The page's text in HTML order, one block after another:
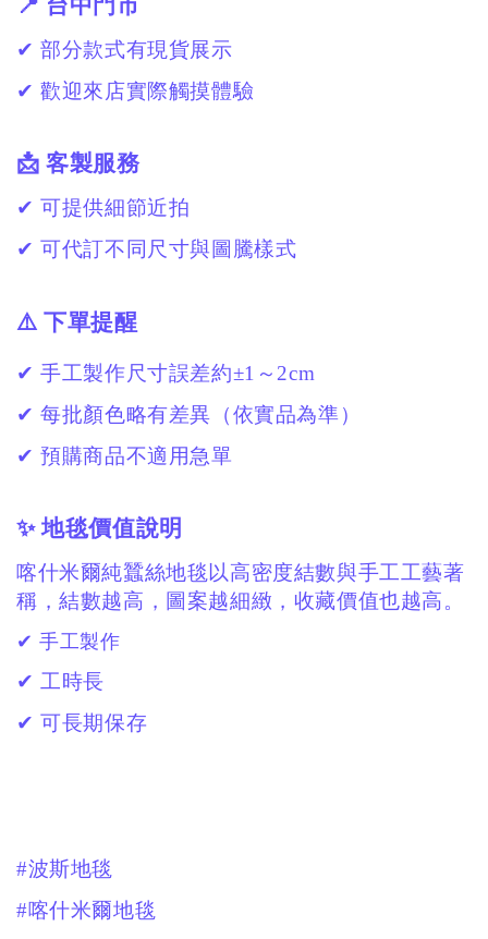
📍 台中門市
✔ 部分款式有現貨展示
✔ 歡迎來店實際觸摸體驗
📩 客製服務
✔ 可提供細節近拍
✔ 可代訂不同尺寸與圖騰樣式
⚠️ 下單提醒
✔ 手工製作尺寸誤差約±1～2cm
✔ 每批顏色略有差異（依實品為準）
✔ 預購商品不適用急單
✨ 地毯價值說明
喀什米爾純蠶絲地毯以高密度結數與手工工藝著
稱，結數越高，圖案越細緻，收藏價值也越高。
✔ 手工製作
✔ 工時長
✔ 可長期保存
#波斯地毯
#喀什米爾地毯